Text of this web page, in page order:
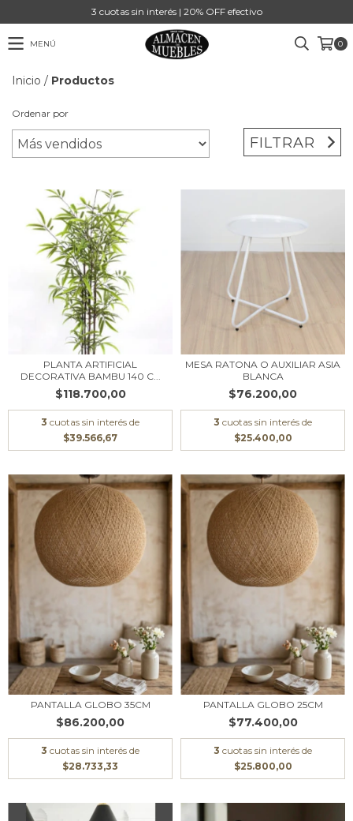
3 cuotas sin interés | 20% OFF efectivo
MENÚ 0
Inicio / Productos
Ordenar por
FILTRAR
PLANTA ARTIFICIAL
DECORATIVA BAMBU 140 C...
$118.700,00
3 cuotas sin interés de
$39.566,67
MESA RATONA O AUXILIAR ASIA
BLANCA
$76.200,00
3 cuotas sin interés de
$25.400,00
PANTALLA GLOBO 35CM
$86.200,00
3 cuotas sin interés de
$28.733,33
PANTALLA GLOBO 25CM
$77.400,00
3 cuotas sin interés de
$25.800,00